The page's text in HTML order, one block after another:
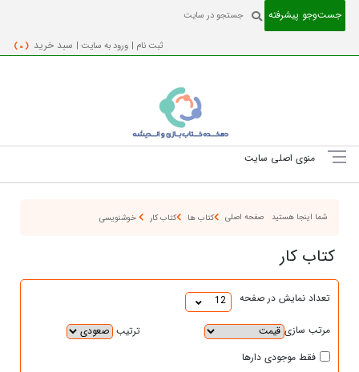
جست‌و‌جو پیشرفته
ثبت نام | ورود به سایت | سبد خرید ( 0 )
منوی اصلی سایت
شما اینجا هستید صفحه اصلی کتاب ها کتاب کار خوشنویسی
کتاب کار
12 تعداد نمایش در صفحه
مرتب سازی ترتیب
فقط موجودی دارها